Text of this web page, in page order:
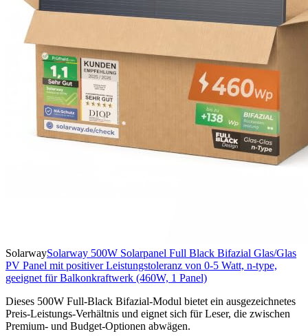
SolarwaySolarway 500W Solarpanel Full Black Bifazial Glas/Glas
PV Panel mit positiver Leistungstoleranz von 0-5 Watt, n-type,
geeignet für Balkonkraftwerk (460W, 1 Panel)
Dieses 500W Full-Black Bifazial-Modul bietet ein ausgezeichnetes
Preis-Leistungs-Verhältnis und eignet sich für Leser, die zwischen
Premium- und Budget-Optionen abwägen.